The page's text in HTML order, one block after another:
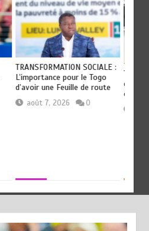
TRANSFORMATION SOCIALE :
L’importance pour le Togo
d’avoir une Feuille de route
août 7, 2026 0